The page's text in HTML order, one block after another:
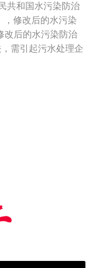
共和国水污染防治
，修改后的水污染
改后的水污染防治
需引起污水处理企